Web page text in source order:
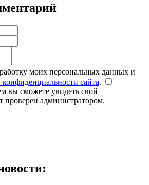
моих персональных данных и
сайта.
вы сможете увидеть свой
проверен администратором.